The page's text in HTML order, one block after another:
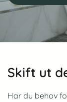
Skift ut
Har du behov